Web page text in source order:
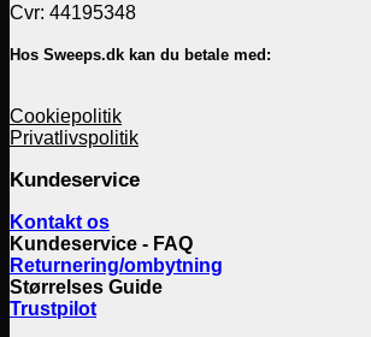
Cvr: 44195348
Hos Sweeps.dk kan du betale med:
Cookiepolitik
Privatlivspolitik
Kundeservice
Kontakt os
Kundeservice - FAQ
Returnering/ombytning
Størrelses Guide
Trustpilot